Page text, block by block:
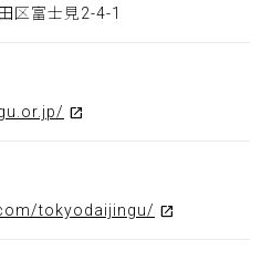
区富士見2-4-1
tokyodaijingu/